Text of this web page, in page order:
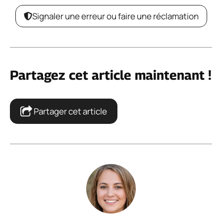
Signaler une erreur ou faire une réclamation
Partagez cet article maintenant !
Partager cet article